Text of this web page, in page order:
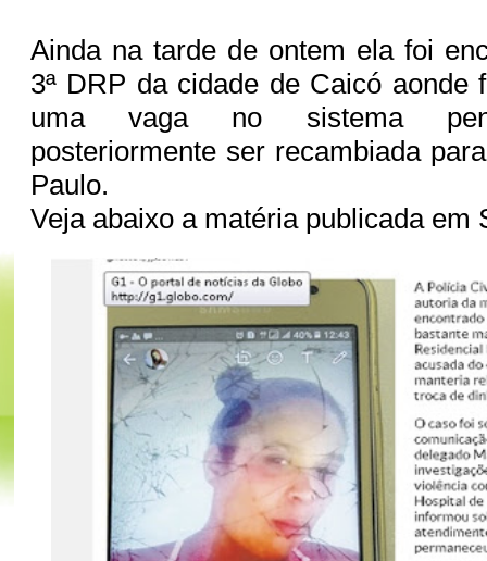
Ainda na tarde de ontem ela foi
3ª DRP da cidade de Caicó aonde
uma vaga no sistema
posteriormente ser recambiada
Paulo.
Veja abaixo a matéria publicada em